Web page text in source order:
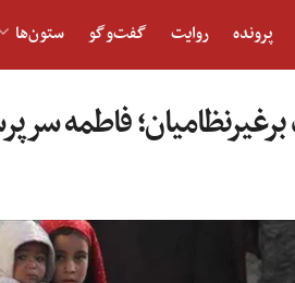
پرونده روایت گفت‌و‎گو ستون‌ها
فاطمه سرپرستی 9 عضو خانواده را به